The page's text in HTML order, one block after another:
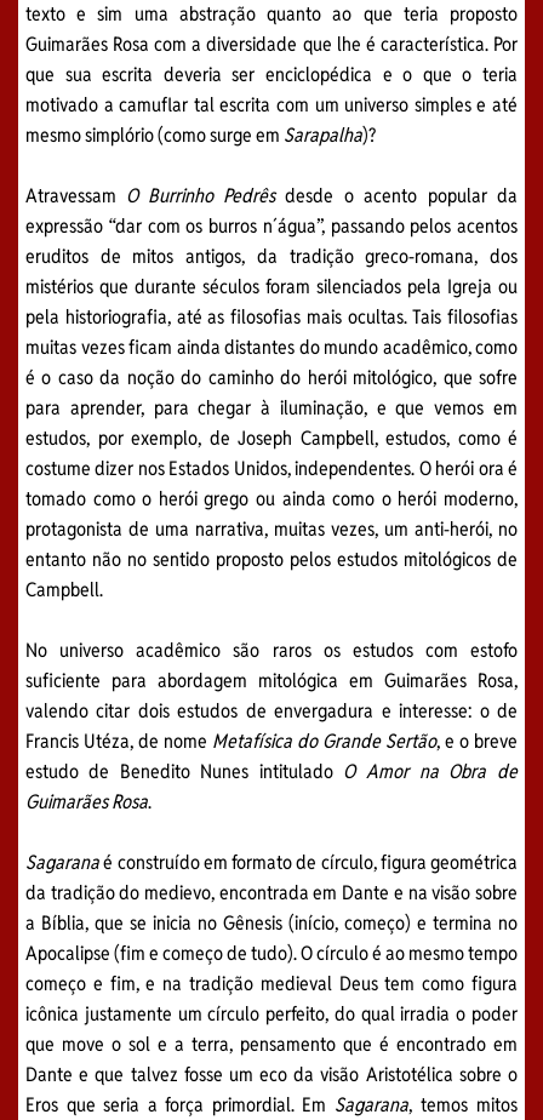
texto e sim uma abstração quanto ao que teria proposto
Guimarães Rosa com a diversidade que lhe é característica. Por
que sua escrita deveria ser enciclopédica e o que o teria
motivado a camuflar tal escrita com um universo simples e até
mesmo simplório (como surge em Sarapalha)?
Atravessam O Burrinho Pedrêsdesde o acento popular da
expressão “dar com os burros n´água”, passando pelos acentos
eruditos de mitos antigos, da tradição greco-romana, dos
mistérios que durante séculos foram silenciados pela Igreja ou
pela historiografia, até as filosofias mais ocultas. Tais filosofias
muitas vezes ficam ainda distantes do mundo acadêmico, como
é o caso da noção do caminho do herói mitológico, que sofre
para aprender, para chegar à iluminação, e que vemos em
estudos, por exemplo, de Joseph Campbell, estudos, como é
costume dizer nos Estados Unidos, independentes. O herói ora é
tomado como o herói grego ou ainda como o herói moderno,
protagonista de uma narrativa, muitas vezes, um anti-herói, no
entanto não no sentido proposto pelos estudos mitológicos de
Campbell.
No universo acadêmico são raros os estudos com estofo
suficiente para abordagem mitológica em Guimarães Rosa,
valendo citar dois estudos de envergadura e interesse: o de
Francis Utéza, de nome Metafísica do Grande Sertão, e o breve
estudo de Benedito Nunes intitulado O Amor na Obra de
Guimarães Rosa.
Sagaranaé construído em formato de círculo, figura geométrica
da tradição do medievo, encontrada em Dante e na visão sobre
a Bíblia, que se inicia no Gênesis (início, começo) e termina no
Apocalipse (fim e começo de tudo). O círculo é ao mesmo tempo
começo e fim, e na tradição medieval Deus tem como figura
icônica justamente um círculo perfeito, do qual irradia o poder
que move o sol e a terra, pensamento que é encontrado em
Dante e que talvez fosse um eco da visão Aristotélica sobre o
Eros que seria a força primordial. Em Sagarana, temos mitos